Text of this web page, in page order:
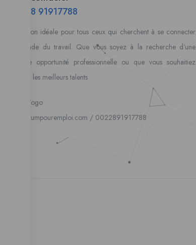
00228 91917788
la solution idéale pour tous ceux qui cherchent à se connecter
au monde du travail. Que vous soyez à la recherche d’une
nouvelle opportunité professionnelle ou que vous souhaitiez
recruter les meilleurs talents
Lome, Togo
fpe@forumpouremploi.com / 0022891917788